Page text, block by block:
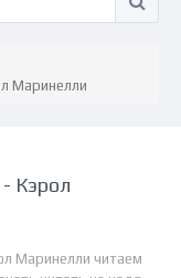
Маринелли
Кэрол
Маринелли читаем